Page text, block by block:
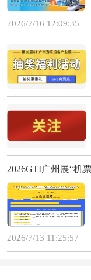
2026/7/16 12:09:35
2026GTI广州展“机
2026/7/13 11:25:57